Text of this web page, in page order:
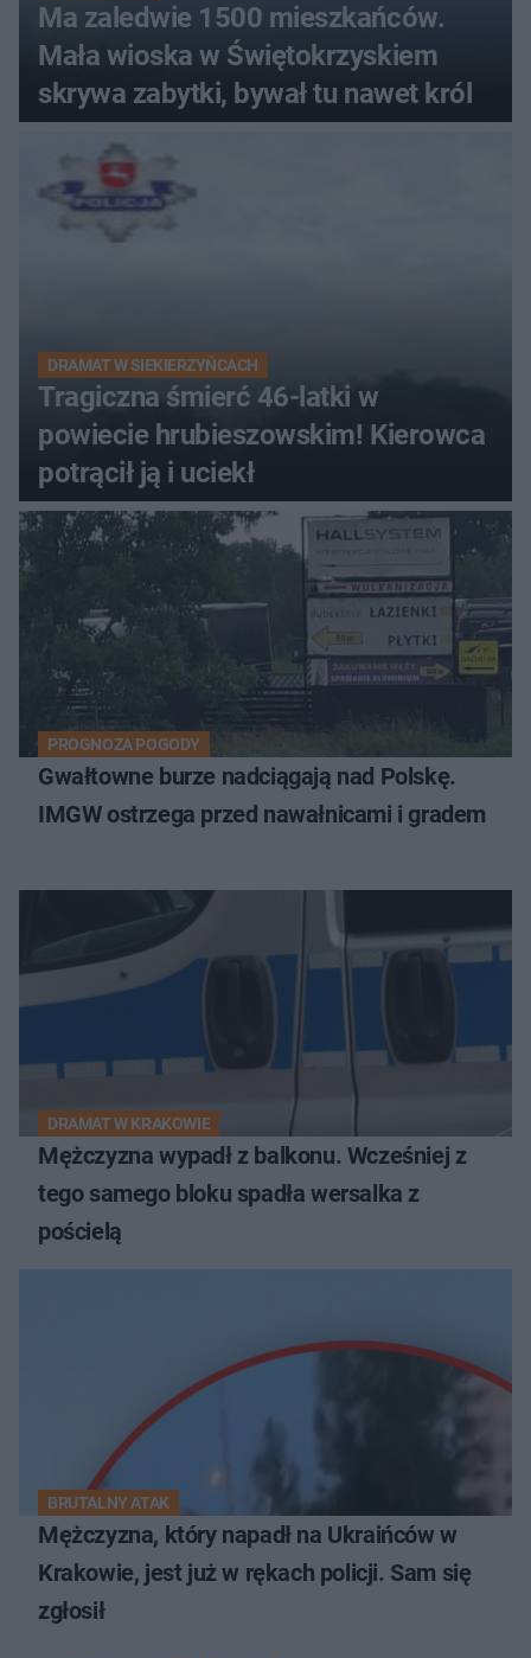
Ma zaledwie 1500 mieszkańców.
Mała wioska w Świętokrzyskiem
skrywa zabytki, bywał tu nawet król
DRAMAT W SIEKIERZYŃCACH
Tragiczna śmierć 46-latki w
powiecie hrubieszowskim! Kierowca
potrącił ją i uciekł
PROGNOZA POGODY
Gwałtowne burze nadciągają nad Polskę.
IMGW ostrzega przed nawałnicami i gradem
DRAMAT W KRAKOWIE
Mężczyzna wypadł z balkonu. Wcześniej z
tego samego bloku spadła wersalka z
pościelą
BRUTALNY ATAK
Mężczyzna, który napadł na Ukraińców w
Krakowie, jest już w rękach policji. Sam się
zgłosił